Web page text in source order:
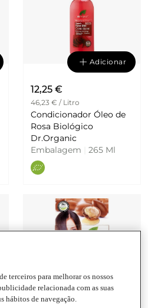
Adicionar
12,25 €
46,23 € / Litro
Condicionador Óleo de
Rosa Biológico
Dr.Organic
Embalagem
265 Ml
Adicionar
terceiros para melhorar os nossos
relacionada com as suas
hábitos de navegação.